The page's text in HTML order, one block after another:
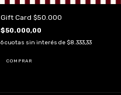
Gift Card $50.000
$50.000,00
6 cuotas sin interés de $8.333,33